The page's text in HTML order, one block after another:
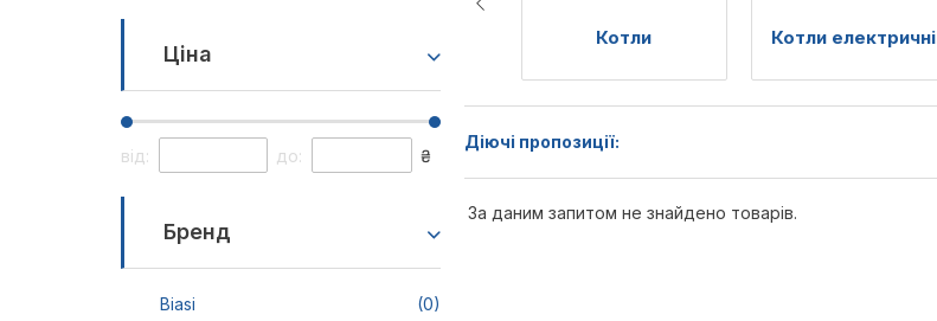
Ціна
від: до: ₴
Бренд
Biasi (0)
Котли Котли електричні
Діючі пропозиції:
За даним запитом не знайдено товарів.